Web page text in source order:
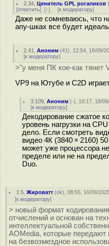
2.34 ,Ценитель GPL рогаликов
[ответить] [↑] [к модератору]
Даже не сомневаюсь, что
апу-шках все будет
2.41 ,Аноним (41), 12:54, 16/09/
[к модератору]
>"у меня ПК кое-как тянет
VP9 на Ютубе и C2D
3.109 ,Аноним (-), 18:17, 18/
[к модератору]
Декодирование сжатое
уровень нагрузки на
дело. Если смотреть
видео 4К (3840 × 2160)
может уже процессора
пределе или не на
Duo.
1.5 ,Жироватт (ok), 08:55, 16/09/
[к модератору]
> новый формат
отчислений и основан на
интеллектуальной
AOMedia, которые
на безвозмездное